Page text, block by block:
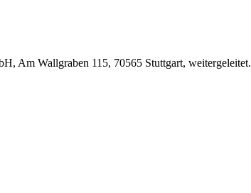
Am Wallgraben 115, 70565 Stuttgart, weitergeleitet.